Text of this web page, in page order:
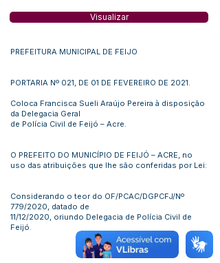
Visualizar
PREFEITURA MUNICIPAL DE FEIJO
PORTARIA Nº 021, DE 01 DE FEVEREIRO DE 2021.
Coloca Francisca Sueli Araújo Pereira à disposição
da Delegacia Geral
de Polícia Civil de Feijó – Acre.
O PREFEITO DO MUNICÍPIO DE FEIJÓ – ACRE, no
uso das atribuições que lhe são conferidas por Lei:
Considerando o teor do OF/PCAC/DGPCFJ/Nº
779/2020, datado de
11/12/2020, oriundo Delegacia de Polícia Civil de
Feijó.